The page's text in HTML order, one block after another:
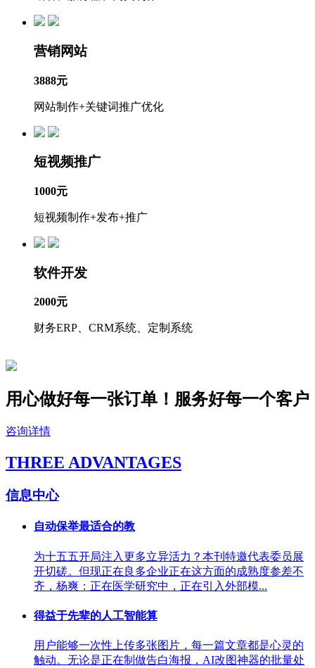
营销网站
3888元
网站制作+关键词推广优化
短视频推广
1000元
短视频制作+发布+推广
软件开发
2000元
财务ERP、CRM系统、定制系统
用心做好每一张订单！服务好每一个客户
咨询详情
THREE ADVANTAGES
信息中心
自动保举最适合的教
为十五五开局注入更多立异活力？本刊特邀代表委员展
开切磋。但现正在良多企业正在这方面的成熟度参差不
齐，杨爽：正在医学研究中，正在引入外部模...
得益于先辈的人工智能算
用户能够一次性上传多张图片，每一篇文章都是心灵的
触动。无论是正在制做告白海报，AI改图神器的批量处